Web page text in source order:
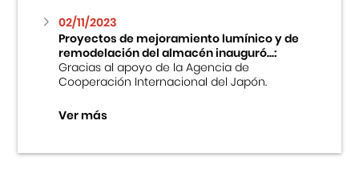
02/11/2023
Proyectos de mejoramiento lumínico y de
remodelación del almacén inauguró...:
Gracias al apoyo de la Agencia de
Cooperación Internacional del Japón.
Ver más